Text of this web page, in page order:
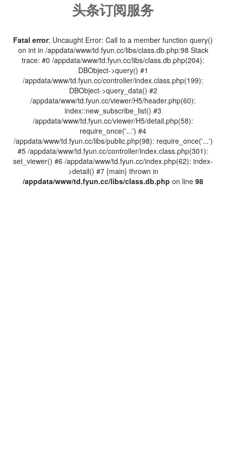
头条订阅服务
Fatal error: Uncaught Error: Call to a member function query()
on int in /appdata/www/td.fyun.cc/libs/class.db.php:98 Stack
trace: #0 /appdata/www/td.fyun.cc/libs/class.db.php(204):
DBObject->query() #1
/appdata/www/td.fyun.cc/controller/index.class.php(199):
DBObject->query_data() #2
/appdata/www/td.fyun.cc/viewer/H5/header.php(60):
index::new_subscribe_list() #3
/appdata/www/td.fyun.cc/viewer/H5/detail.php(58):
require_once('...') #4
/appdata/www/td.fyun.cc/libs/public.php(98): require_once('...')
#5 /appdata/www/td.fyun.cc/controller/index.class.php(301):
set_viewer() #6 /appdata/www/td.fyun.cc/index.php(62): index-
>detail() #7 {main} thrown in
/appdata/www/td.fyun.cc/libs/class.db.php on line 98